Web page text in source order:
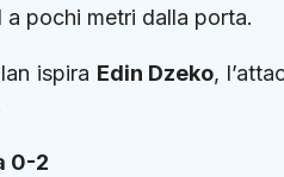
pochi metri dalla porta.
ispira Edin Dzeko,
0-2